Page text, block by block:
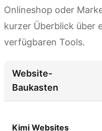
Onlineshop oder
kurzer Überblick über
verfügbaren Tools.
Website-
Baukasten
Kimi Websites